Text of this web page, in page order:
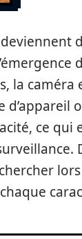
la
d’appareil
ce
lors